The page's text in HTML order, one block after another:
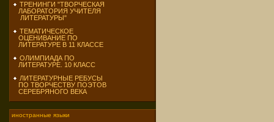
ТРЕНИНГИ "ТВОРЧЕСКАЯ
ЛАБОРАТОРИЯ УЧИТЕЛЯ
ЛИТЕРАТУРЫ"
ТЕМАТИЧЕСКОЕ
ОЦЕНИВАНИЕ ПО
ЛИТЕРАТУРЕ В 11 КЛАССЕ
ОЛИМПИАДА ПО
ЛИТЕРАТУРЕ. 10 КЛАСС
ЛИТЕРАТУРНЫЕ РЕБУСЫ
ПО ТВОРЧЕСТВУ ПОЭТОВ
СЕРЕБРЯНОГО ВЕКА
иностранные языки